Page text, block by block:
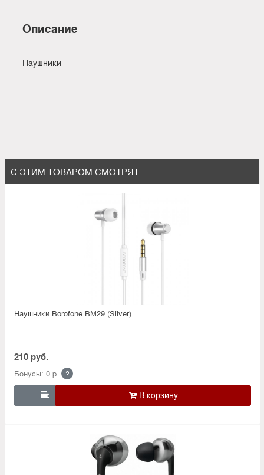
Описание
Наушники
С ЭТИМ ТОВАРОМ СМОТРЯТ
Наушники Borofone BM29 (Silver)
210 руб.
Бонусы: 0 р. ?
